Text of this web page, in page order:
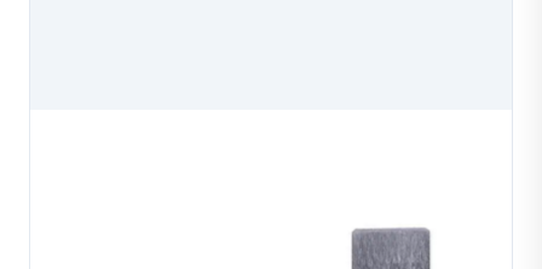
Có sẵn nhiều cấu hình cỡ dây phù hợp với thiết lập
máy của bạn, có thể tùy chỉnh thông số the...